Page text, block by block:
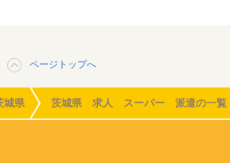
ページトップへ
城県 茨城県 求人 スーパー 派遣の一覧